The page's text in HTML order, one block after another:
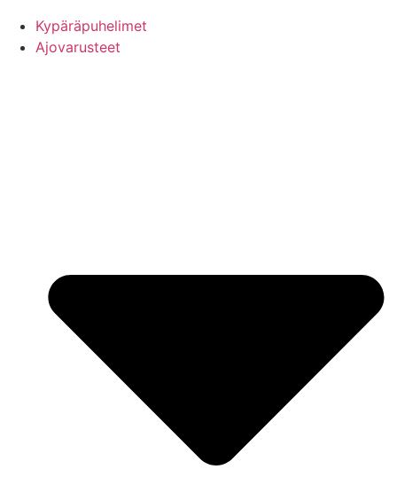
Kypäräpuhelimet
Ajovarusteet